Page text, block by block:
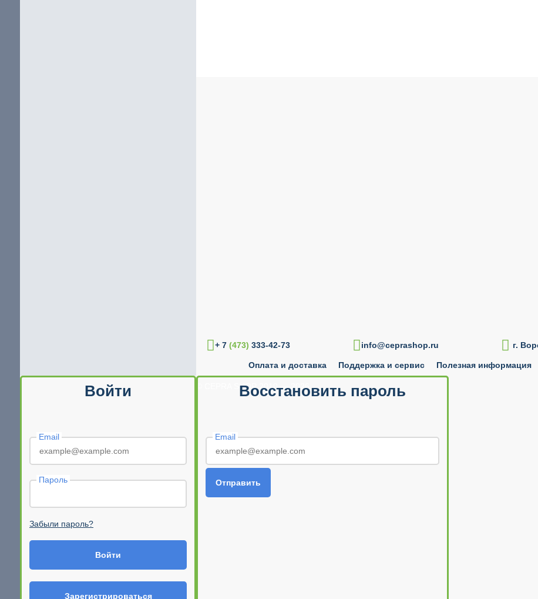
+ 7 (473) 333-42-73 info@ceprashop.ru  г.
Оплата и доставка Поддержка и сервис Полезная информация
© CEPRA SHOP 2010 — 2026
Войти
Email
Пароль
Забыли пароль?
Войти
Зарегистрироваться
Восстановить пароль
Email
Отправить